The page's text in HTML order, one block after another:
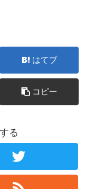
はてブ
コピー
る